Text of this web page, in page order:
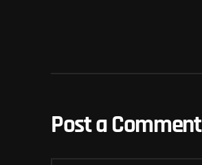
Post a Comment